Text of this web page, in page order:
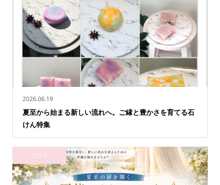
2026.06.19
夏至から始まる新しい流れへ。ご縁と豊かさを育てる石
けん特集
ブログ